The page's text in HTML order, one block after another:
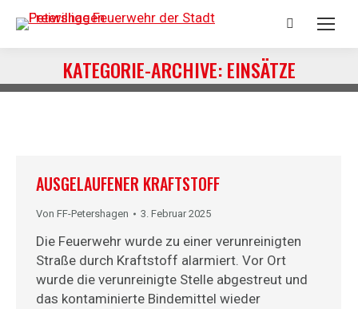
Search:
KATEGORIE-ARCHIVE:EINSÄTZE
Sie befinden sich hier:
AUSGELAUFENER KRAFTSTOFF
Von FF-Petershagen 3. Februar 2025
Die Feuerwehr wurde zu einer verunreinigten
Straße durch Kraftstoff alarmiert. Vor Ort
wurde die verunreinigte Stelle abgestreut und
das kontaminierte Bindemittel wieder